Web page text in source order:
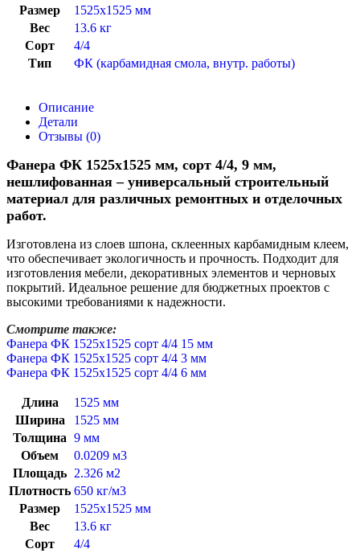
Размер
1525х1525 мм
Вес
13.6 кг
Сорт
4/4
Тип
ФК (карбамидная смола, внутр. работы)
Описание
Детали
Отзывы (0)
Фанера ФК 1525х1525 мм, сорт 4/4, 9 мм,
нешлифованная – универсальный строительный
материал для различных ремонтных и отделочных
работ.
Изготовлена из слоев шпона, склеенных карбамидным клеем,
что обеспечивает экологичность и прочность. Подходит для
изготовления мебели, декоративных элементов и черновых
покрытий. Идеальное решение для бюджетных проектов с
высокими требованиями к надежности.
Смотрите также:
Фанера ФК 1525х1525 сорт 4/4 15 мм
Фанера ФК 1525х1525 сорт 4/4 3 мм
Фанера ФК 1525х1525 сорт 4/4 6 мм
Длина
1525 мм
Ширина
1525 мм
Толщина 9 мм
Объем
0.0209 м3
Площадь 2.326 м2
Плотность 650 кг/м3
Размер
1525х1525 мм
Вес
13.6 кг
Сорт
4/4